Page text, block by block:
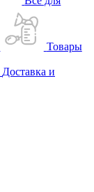
Товары
Доставка и